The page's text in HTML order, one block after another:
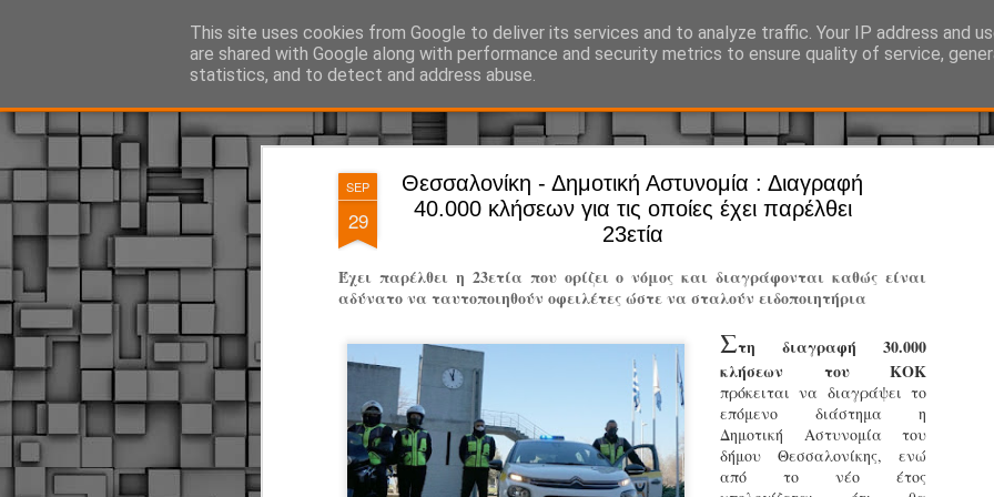
SEP
29
Θεσσαλονίκη - Δημοτική Αστυνομία : Διαγραφή
40.000 κλήσεων για τις οποίες έχει παρέλθει
23ετία
Έχει παρέλθει η 23ετία που ορίζει ο νόμος και διαγράφονται καθώς είναι
αδύνατο να ταυτοποιηθούν οφειλέτες ώστε να σταλούν ειδοποιητήρια
Στη διαγραφή 30.000
κλήσεων του ΚΟΚ
πρόκειται να διαγράψει το
επόμενο διάστημα η
Δημοτική Αστυνομία του
δήμου Θεσσαλονίκης, ενώ
από το νέο έτος
This site uses cookies from Google to deliver its services and to analyze traffic. Your IP address and
are shared with Google along with performance and security metrics to ensure quality of service,
statistics, and to detect and address abuse.
ΔΗΜΟΤΙΚΗ ΑΣΤΥΝΟΜΙΑ, τα νέα! Ό, τι συμβαίνει γύρω από τη Δημοτική Αστυνομία, την τοπική
JUL
Η Δημοτική Αστυνομία
καθώς από την 1η
επιχειρησιακή
παρουσία του Δήμου
χώρους.
Η νέα υπηρεσία θα